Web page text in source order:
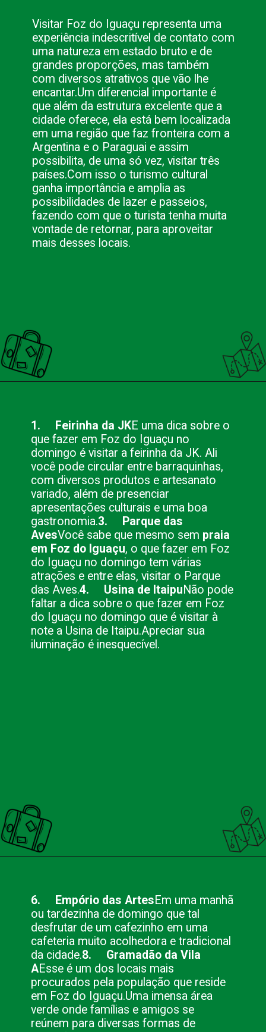
Visitar Foz do Iguaçu representa uma
experiência indescritível de contato com
uma natureza em estado bruto e de
grandes proporções, mas também
com diversos atrativos que vão lhe
encantar.Um diferencial importante é
que além da estrutura excelente que a
cidade oferece, ela está bem localizada
em uma região que faz fronteira com a
Argentina e o Paraguai e assim
possibilita, de uma só vez, visitar três
países.Com isso o turismo cultural
ganha importância e amplia as
possibilidades de lazer e passeios,
fazendo com que o turista tenha muita
vontade de retornar, para aproveitar
mais desses locais.
1. Feirinha da JKE uma dica sobre o
que fazer em Foz do Iguaçu no
domingo é visitar a feirinha da JK. Ali
você pode circular entre barraquinhas,
com diversos produtos e artesanato
variado, além de presenciar
apresentações culturais e uma boa
gastronomia.3. Parque das
AvesVocê sabe que mesmo sem praia
em Foz do Iguaçu, o que fazer em Foz
do Iguaçu no domingo tem várias
atrações e entre elas, visitar o Parque
das Aves.4. Usina de ItaipuNão pode
faltar a dica sobre o que fazer em Foz
do Iguaçu no domingo que é visitar à
note a Usina de Itaipu.Apreciar sua
iluminação é inesquecível.
6. Empório das ArtesEm uma manhã
ou tardezinha de domingo que tal
desfrutar de um cafezinho em uma
cafeteria muito acolhedora e tradicional
da cidade.8. Gramadão da Vila
AEsse é um dos locais mais
procurados pela população que reside
em Foz do Iguaçu.Uma imensa área
verde onde famílias e amigos se
reúnem para diversas formas de